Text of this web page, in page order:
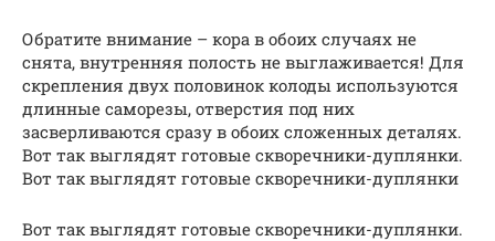
Обратите внимание – кора в обоих случаях не
снята, внутренняя полость не выглаживается! Для
скрепления двух половинок колоды используются
длинные саморезы, отверстия под них
засверливаются сразу в обоих сложенных деталях.
Вот так выглядят готовые скворечники-дуплянки.
Вот так выглядят готовые скворечники-дуплянки
Вот так выглядят готовые скворечники-дуплянки.